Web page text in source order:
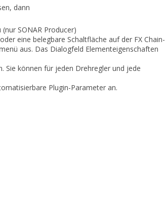
dann
(nur SONAR Producer)
eine belegbare Schaltfläche auf der FX Chain-
aus. Das Dialogfeld Elementeigenschaften
Sie können für jeden Drehregler und jede
Plugin-Parameter an.